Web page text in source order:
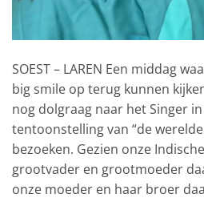
SOEST – LAREN Een middag
big smile op terug kunnen
nog dolgraag naar het Singer
tentoonstelling van “de
bezoeken. Gezien onze
grootvader en grootmoeder
onze moeder en haar broer